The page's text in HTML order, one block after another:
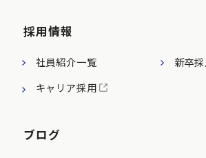
採用情報
社員紹介一覧
新卒
キャリア採用
ブログ